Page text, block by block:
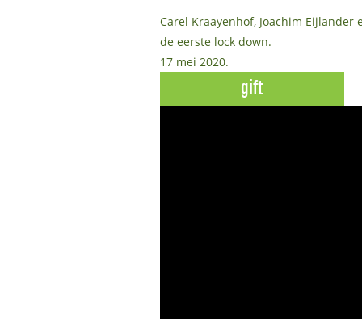
Carel Kraayenhof, Joachim
de eerste lock down.
17 mei 2020.
gift